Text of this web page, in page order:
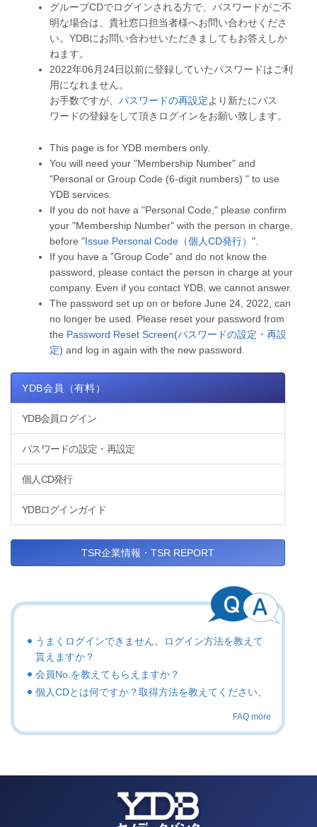
グループCDでログインされる方で、パスワードがご不
明な場合は、貴社窓口担当者様へお問い合わせくださ
い。YDBにお問い合わせいただきましてもお答えしか
ねます。
2022年06月24日以前に登録していたパスワードはご利
用になれません。
お手数ですが、 パスワードの再設定より新たにパス
ワードの登録をして頂きログインをお願い致します。
This page is for YDB members only.
You will need your "Membership Number" and
"Personal or Group Code (6-digit numbers) " to use
YDB services.
If you do not have a "Personal Code," please confirm
your "Membership Number" with the person in charge,
before "Issue Personal Code（個人CD発行） ".
If you have a ”Group Code” and do not know the
password, please contact the person in charge at your
company. Even if you contact YDB, we cannot answer.
The password set up on or before June 24, 2022, can
no longer be used. Please reset your password from
the Password Reset Screen(パスワードの設定・再設
定) and log in again with the new password.
YDB会員（有料）
YDB会員ログイン
パスワードの設定・再設定
個人CD発行
YDBログインガイド
TSR企業情報・TSR REPORT
うまくログインできません。ログイン方法を教えて
貰えますか？
会員No.を教えてもらえますか？
個人CDとは何ですか？取得方法を教えてください。
FAQ more